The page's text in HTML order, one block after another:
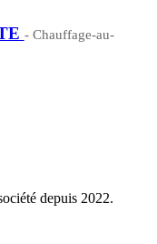
- Chauffage-au-
depuis 2022.